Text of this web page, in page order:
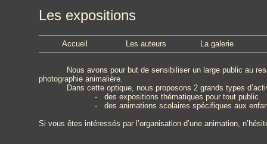
Les expositions
Accueil Les auteurs La galerie
Nous avons pour but de sensibiliser un large public au
photographie animalière.
Dans cette optique, nous proposons 2 grands types
- des expositions thématiques pour tout public
- des animations scolaires spécifiques aux
Si vous êtes intéressés par l’organisation d’une animation,